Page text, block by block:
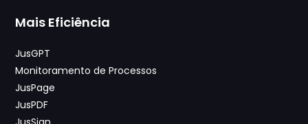
Mais Eficiência
JusGPT
Monitoramento de Processos
JusPage
JusPDF